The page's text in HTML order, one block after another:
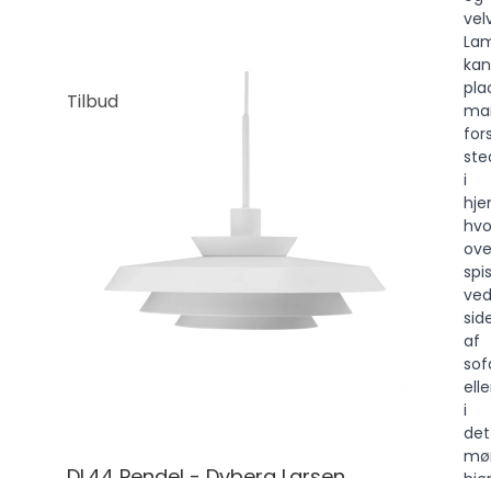
Tilbud
kan
i
ved
af
i
det